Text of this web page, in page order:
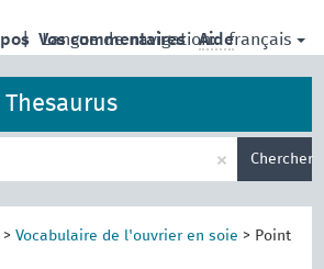
| Langue de navigation: français
Vos commentaires Aide
× Chercher
>Vocabulaire de l'ouvrier en soie > Point